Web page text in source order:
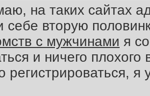
на таких сайтах
себе вторую
с мужчинами я
и ничего
регистрироваться, я